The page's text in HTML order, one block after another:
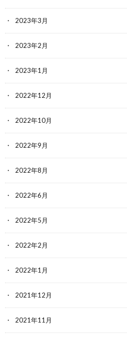
2023年3月
2023年2月
2023年1月
2022年12月
2022年10月
2022年9月
2022年8月
2022年6月
2022年5月
2022年2月
2022年1月
2021年12月
2021年11月